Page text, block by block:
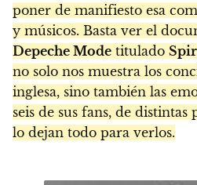
poner de manifiesto esa
y músicos. Basta ver el
Depeche Mode titulado
no solo nos muestra los
inglesa, sino también las
seis de sus fans, de
lo dejan todo para verlos.